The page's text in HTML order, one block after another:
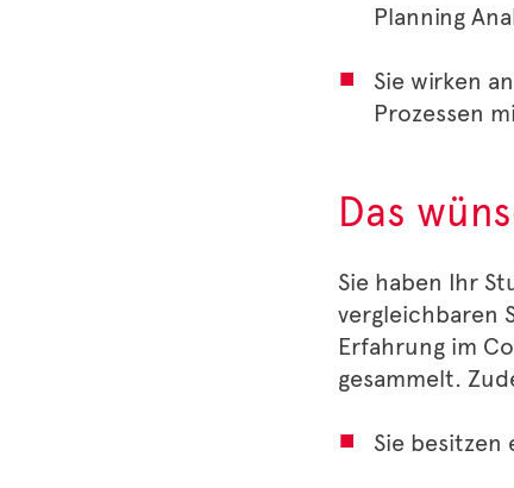
Planning
Sie wirken
Prozessen
Das
Sie haben Ihr
vergleichbaren
Erfahrung im
gesammelt.
Sie besitzen